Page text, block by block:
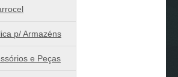
p/ Armazéns
e Peças